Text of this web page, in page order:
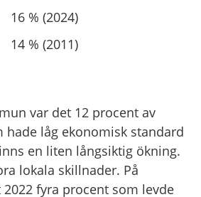
16 % (2024)
14 % (2011)
var det 12 procent av
hade låg ekonomisk standard
en liten långsiktig ökning.
lokala skillnader. På
fyra procent som levde